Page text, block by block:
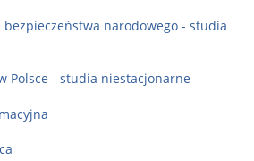
narodowego - studia
Polsce - studia niestacjonarne